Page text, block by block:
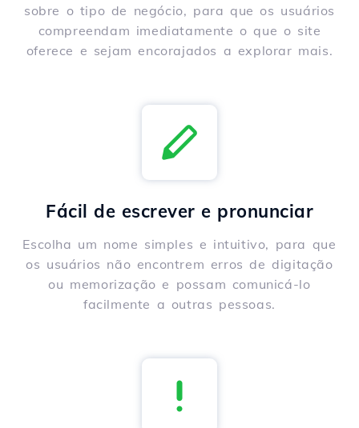
sobre o tipo de negócio, para que os usuários
compreendam imediatamente o que o site
oferece e sejam encorajados a explorar mais.
Fácil de escrever e pronunciar
Escolha um nome simples e intuitivo, para que
os usuários não encontrem erros de digitação
ou memorização e possam comunicá-lo
facilmente a outras pessoas.